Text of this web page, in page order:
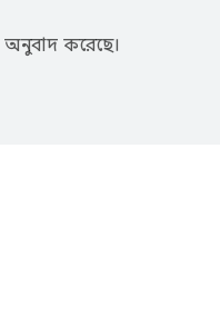
অনুবাদ করেছে।